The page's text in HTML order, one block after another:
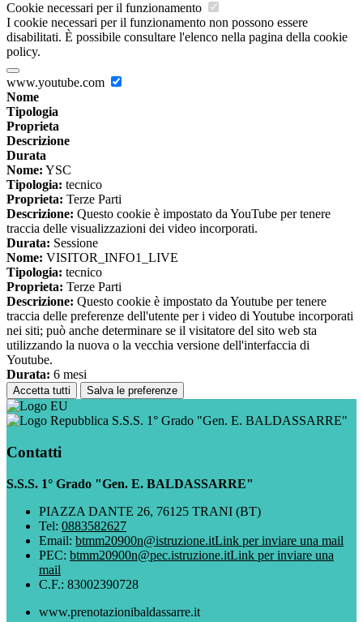
Cookie necessari per il funzionamento
I cookie necessari per il funzionamento non possono essere
disabilitati. È possibile consultare l'elenco nella pagina della cookie
policy.
www.youtube.com
Nome
Tipologia
Proprieta
Descrizione
Durata
Nome: YSC
Tipologia: tecnico
Proprieta: Terze Parti
Descrizione: Questo cookie è impostato da YouTube per tenere
traccia delle visualizzazioni dei video incorporati.
Durata: Sessione
Nome: VISITOR_INFO1_LIVE
Tipologia: tecnico
Proprieta: Terze Parti
Descrizione: Questo cookie è impostato da Youtube per tenere
traccia delle preferenze dell'utente per i video di Youtube incorporati
nei siti; può anche determinare se il visitatore del sito web sta
utilizzando la nuova o la vecchia versione dell'interfaccia di
Youtube.
Durata: 6 mesi
Accetta tutti Salva le preferenze
S.S.S. 1° Grado "Gen. E. BALDASSARRE"
Contatti
S.S.S. 1° Grado "Gen. E. BALDASSARRE"
PIAZZA DANTE 26, 76125 TRANI (BT)
Tel: 0883582627
Email: btmm20900n@istruzione.itLink per inviare una mail
PEC: btmm20900n@pec.istruzione.itLink per inviare una
mail
C.F.: 83002390728
www.prenotazionibaldassarre.it